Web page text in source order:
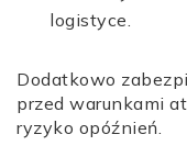
logistyce.
Dodatkowo
przed warunkami
ryzyko opóźnień.